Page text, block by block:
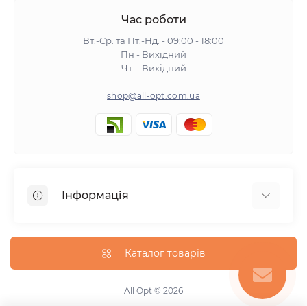
Час роботи
Вт.-Ср. та Пт.-Нд. - 09:00 - 18:00
Пн - Вихідний
Чт. - Вихідний
shop@all-opt.com.ua
Інформація
Оплата та доставка
Повернення та обмін
Політика конфіденційності
Каталог товарів
All Opt © 2026